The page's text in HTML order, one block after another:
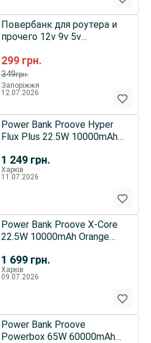
299 грн.
349грн.
Повербанк для роутера и
прочего 12v 9v 5v
Dc Ups 10400mah
Запоріжжя
12.07.2026
1 249 грн.
Power Bank Proove Hyper
Flux Plus 22.5W 10000mAh
Харків
11.07.2026
1 699 грн.
Power Bank Proove X-Core
22.5W 10000mAh Orange
Харків
09.07.2026
Power Bank Proove
Powerbox 65W 60000mAh